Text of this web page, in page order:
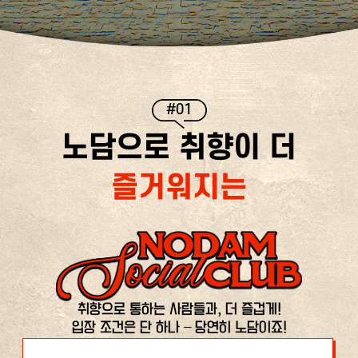
#01
노담으로 취향이 더
즐거워지는
취향으로 통하는 사람들과, 더 즐겁게!
입장 조건은 단 하나 – 당연히 노담이죠!